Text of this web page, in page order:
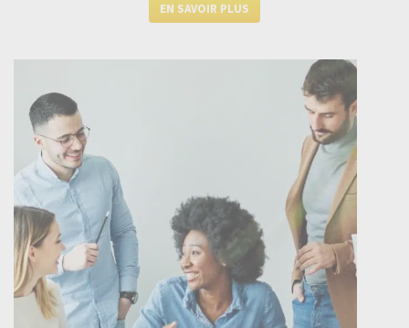
EN SAVOIR PLUS